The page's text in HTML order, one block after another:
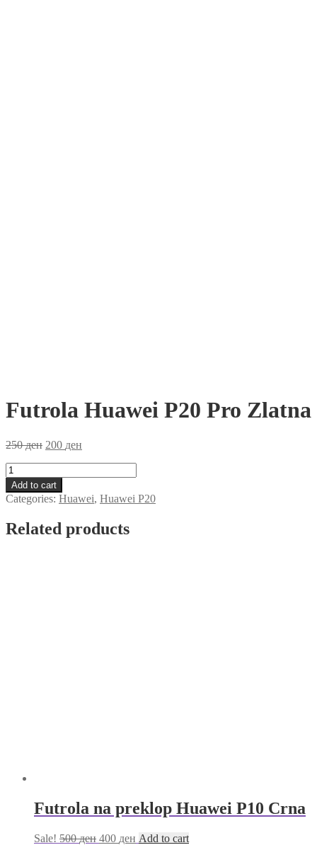
Futrola Huawei P20 Pro Zlatna
250ден 200 ден
Futrola
Huawei
P20
Pro
quantity
Add to cart
Categories: Huawei, Huawei P20
Related products
Futrola na preklop Huawei P10 Crna
Sale! 500ден 400 ден Add to cart